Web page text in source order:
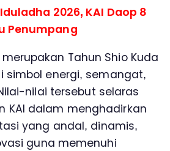
2026, KAI Daop 8
Penumpang
Tahun Shio Kuda
simbol energi, semangat,
nilai tersebut selaras
KAI dalam menghadirkan
yang andal, dinamis,
guna memenuhi